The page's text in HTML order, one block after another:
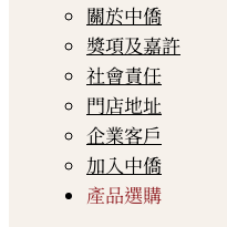
關於中僑
獎項及嘉許
社會責任
門店地址
企業客戶
加入中僑
產品選購